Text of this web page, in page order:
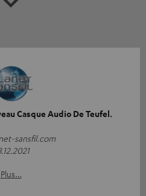
Casque Audio De Teufel.
sansfil.com
Plus…